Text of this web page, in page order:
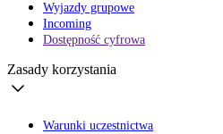
Wyjazdy grupowe
Incoming
Dostępność cyfrowa
Zasady korzystania
Warunki uczestnictwa